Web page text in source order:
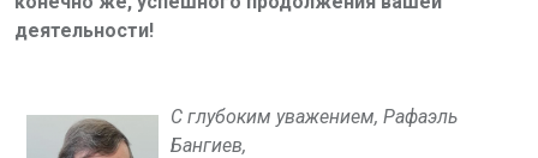
деятельности!
С глубоким уважением,Рафаэль
Бангиев,